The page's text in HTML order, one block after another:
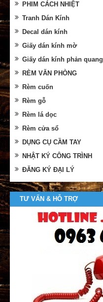
PHIM CÁCH NHIỆT
Tranh Dán Kính
Decal dán kính
Giấy dán kính mờ
Giấy dán kính phản quang
RÈM VĂN PHÒNG
Rèm cuốn
Rèm gỗ
Rèm lá dọc
Rèm cửa sổ
DỤNG CỤ CẦM TAY
NHẬT KÝ CÔNG TRÌNH
ĐĂNG KÝ ĐẠI LÝ
TƯ VẤN & HỖ TRỢ